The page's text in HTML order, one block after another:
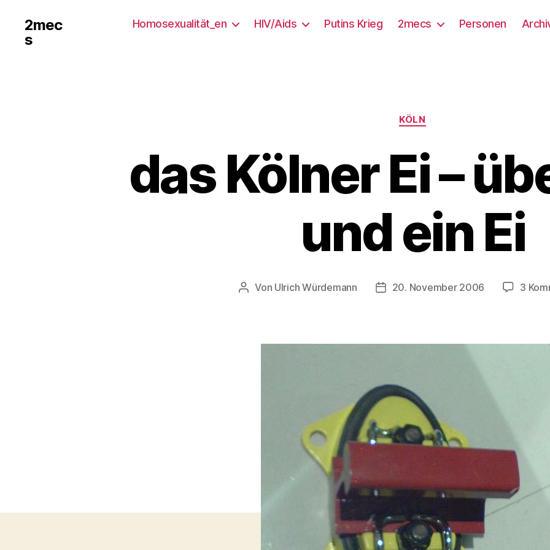
2mec
s
Homosexualität_en HIV/Aids Putins Krieg 2mecs Personen
Kategorien
KÖLN
das Kölner Ei –
und ein Ei
Beitragsautor
Von Ulrich Würdemann Beitragsdatum
20. November 2006 3